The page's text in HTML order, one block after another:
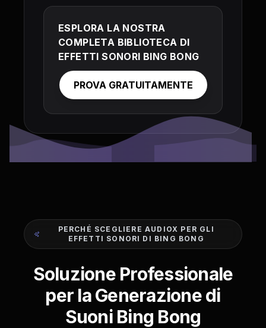
ESPLORA LA NOSTRA
COMPLETA BIBLIOTECA DI
EFFETTI SONORI BING BONG
PROVA GRATUITAMENTE
PERCHÉ SCEGLIERE AUDIOX PER GLI
EFFETTI SONORI DI BING BONG
Soluzione Professionale
per la Generazione di
Suoni Bing Bong